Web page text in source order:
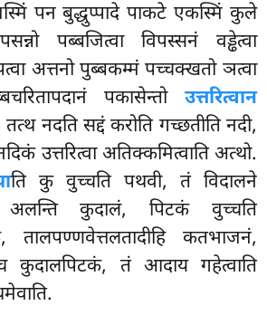
पन बुद्धुप्पादे पाकटे एकस्मिं कुले
पब्बजित्वा विपस्सनं वड्ढेत्वा
अत्तनो पुब्बकम्मं पच्चक्खतो ञत्वा
पकासेन्तो उत्तरित्वान
नदति सद्दं करोति गच्छतीति नदी,
उत्तरित्वा अतिक्कमित्वाति अत्थो.
तिकु वुच्चति पथवी, तं विदालने
अलन्ति कुदालं, पिटकं वुच्चति
तालपण्णवेत्तलतादीहि कतभाजनं,
कुदालपिटकं, तं आदाय गहेत्वाति